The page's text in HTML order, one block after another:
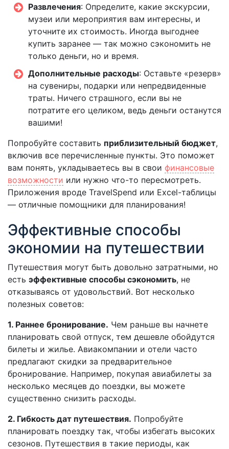
Развлечения: Определите, какие экскурсии,
музеи или мероприятия вам интересны, и
уточните их стоимость. Иногда выгоднее
купить заранее — так можно сэкономить не
только деньги, но и время.
Дополнительные расходы: Оставьте «резерв»
на сувениры, подарки или непредвиденные
траты. Ничего страшного, если вы не
потратите его целиком, ведь деньги останутся
вашими!
Попробуйте составить приблизительный бюджет,
включив все перечисленные пункты. Это поможет
вам понять, укладываетесь вы в свои финансовые
возможности или нужно что-то пересмотреть.
Приложения вроде TravelSpend или Excel-таблицы
— отличные помощники для планирования!
Эффективные способы
экономии на путешествии
Путешествия могут быть довольно затратными, но
есть эффективные способы сэкономить, не
отказываясь от удовольствий. Вот несколько
полезных советов:
1. Раннее бронирование. Чем раньше вы начнете
планировать свой отпуск, тем дешевле обойдутся
билеты и жилье. Авиакомпании и отели часто
предлагают скидки за предварительное
бронирование. Например, покупая авиабилеты за
несколько месяцев до поездки, вы можете
существенно снизить расходы.
2. Гибкость дат путешествия. Попробуйте
планировать поездку так, чтобы избегать высоких
сезонов. Путешествия в такие периоды, как